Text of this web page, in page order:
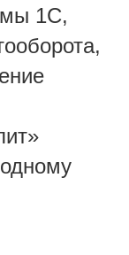
1С,